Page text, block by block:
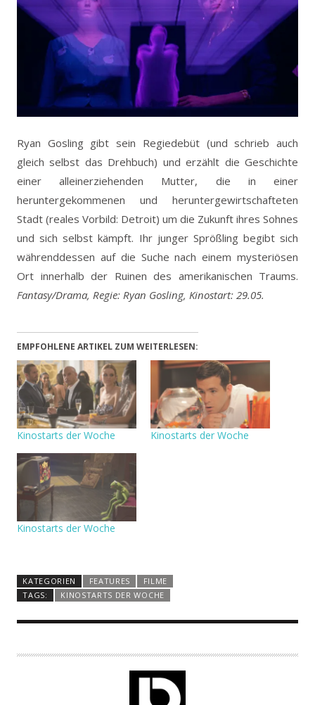
Ryan Gosling gibt sein Regiedebüt (und schrieb auch
gleich selbst das Drehbuch) und erzählt die Geschichte
einer alleinerziehenden Mutter, die in einer
heruntergekommenen und heruntergewirtschafteten
Stadt (reales Vorbild: Detroit) um die Zukunft ihres Sohnes
und sich selbst kämpft. Ihr junger Sprößling begibt sich
währenddessen auf die Suche nach einem mysteriösen
Ort innerhalb der Ruinen des amerikanischen Traums.
Fantasy/Drama, Regie: Ryan Gosling, Kinostart: 29.05.
EMPFOHLENE ARTIKEL ZUM WEITERLESEN:
Kinostarts der Woche Kinostarts der Woche
Kinostarts der Woche
KATEGORIEN FEATURES
FILME
TAGS:
KINOSTARTS DER WOCHE